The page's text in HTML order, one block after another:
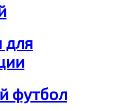
для
футбол